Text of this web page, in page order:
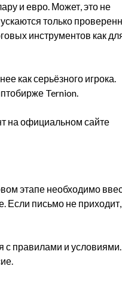
и евро. Может, это не
только
инструментов как
как серьёзного игрока.
Ternion.
на официальном сайте
этапе необходимо
Если письмо не приходит,
с правилами и условиями.